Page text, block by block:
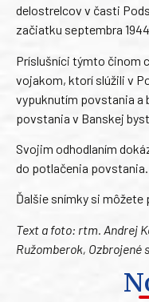
delostrelcov v časti
začiatku septembra
Príslušníci týmto činom
vojakom, ktorí slúžili v
vypuknutím povstania a
povstania v Banskej
Svojim odhodlaním
do potlačenia povstania.
Ďalšie snímky si môžete
Text a foto: rtm. Andrej
Ružomberok, Ozbrojené